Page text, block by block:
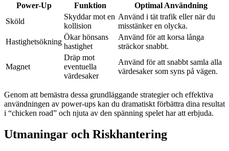
Power-Up Funktion
Optimal Användning
Sköld
Skyddar mot en
kollision
Använd i tät trafik eller när du
misstänker en olycka.
Hastighetsökning
Ökar hönsans
hastighet
Använd för att korsa långa
sträckor snabbt.
Magnet
Dräp mot
eventuella
värdesaker
Använd för att snabbt samla alla
värdesaker som syns på vägen.
Genom att bemästra dessa grundläggande strategier och effektiva
användningen av power-ups kan du dramatiskt förbättra dina resultat
i “chicken road” och njuta av den spänning spelet har att erbjuda.
Utmaningar och Riskhantering